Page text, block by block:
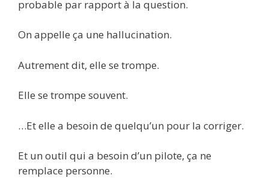
probable par rapport à la question.
On appelle ça une hallucination.
Autrement dit, elle se trompe.
Elle se trompe souvent.
…Et elle a besoin de quelqu’un pour la corriger.
Et un outil qui a besoin d’un pilote, ça ne
remplace personne.